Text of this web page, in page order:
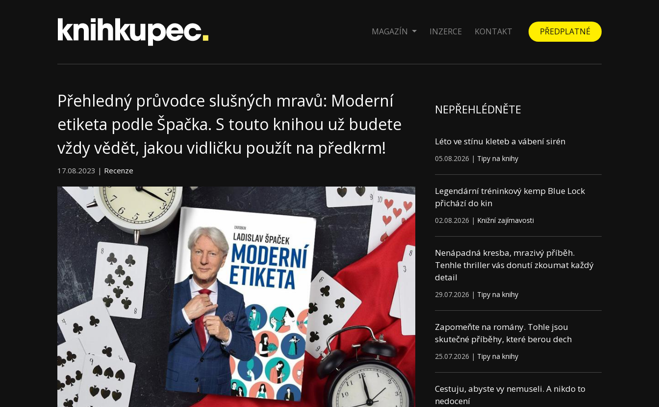
MAGAZÍN INZERCE KONTAKT PŘEDPLATNÉ
Přehledný průvodce slušných mravů: Moderní
etiketa podle Špačka. S touto knihou už budete
vždy vědět, jakou vidličku použít na předkrm!
17.08.2023 | Recenze
NEPŘEHLÉDNĚTE
Léto ve stínu kleteb a vábení sirén
05.08.2026 | Tipy na knihy
Legendární tréninkový kemp Blue Lock
přichází do kin
02.08.2026 | Knižní zajímavosti
Nenápadná kresba, mrazivý příběh.
Tenhle thriller vás donutí zkoumat každý
detail
29.07.2026 | Tipy na knihy
Zapomeňte na romány. Tohle jsou
skutečné příběhy, které berou dech
25.07.2026 | Tipy na knihy
Cestuju, abyste vy nemuseli. A nikdo to
nedocení